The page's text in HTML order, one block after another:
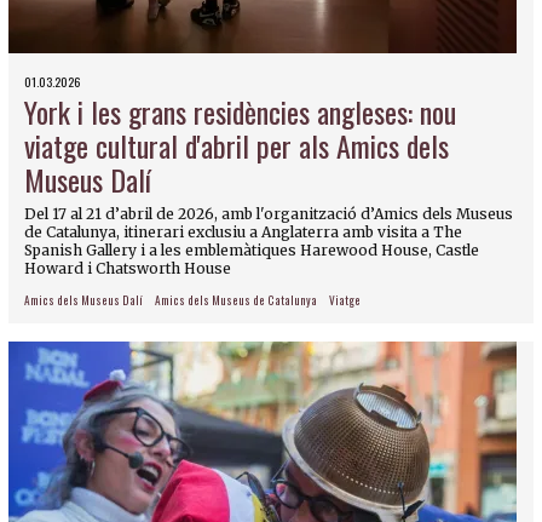
01.03.2026
York i les grans residències angleses: nou
viatge cultural d'abril per als Amics dels
Museus Dalí
Del 17 al 21 d’abril de 2026, amb l'organització d’Amics dels Museus
de Catalunya, itinerari exclusiu a Anglaterra amb visita a The
Spanish Gallery i a les emblemàtiques Harewood House, Castle
Howard i Chatsworth House
Amics dels Museus Dalí Amics dels Museus de Catalunya Viatge